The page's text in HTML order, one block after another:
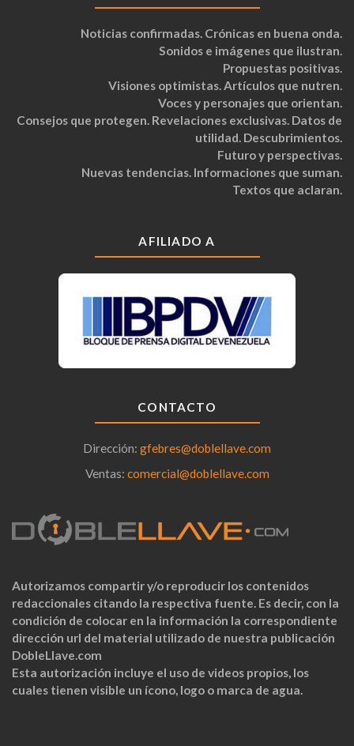
Noticias confirmadas. Crónicas en buena onda.
Sonidos e imágenes que ilustran.
Propuestas positivas.
Visiones optimistas. Artículos que nutren.
Voces y personajes que orientan.
Consejos que protegen. Revelaciones exclusivas. Datos de
utilidad. Descubrimientos.
Futuro y perspectivas.
Nuevas tendencias. Informaciones que suman.
Textos que aclaran.
AFILIADO A
CONTACTO
Dirección: gfebres@doblellave.com
Ventas: comercial@doblellave.com
Autorizamos compartir y/o reproducir los contenidos
redaccionales citando la respectiva fuente. Es decir, con la
condición de colocar en la información la correspondiente
dirección url del material utilizado de nuestra publicación
DobleLlave.com
Esta autorización incluye el uso de videos propios, los
cuales tienen visible un ícono, logo o marca de agua.